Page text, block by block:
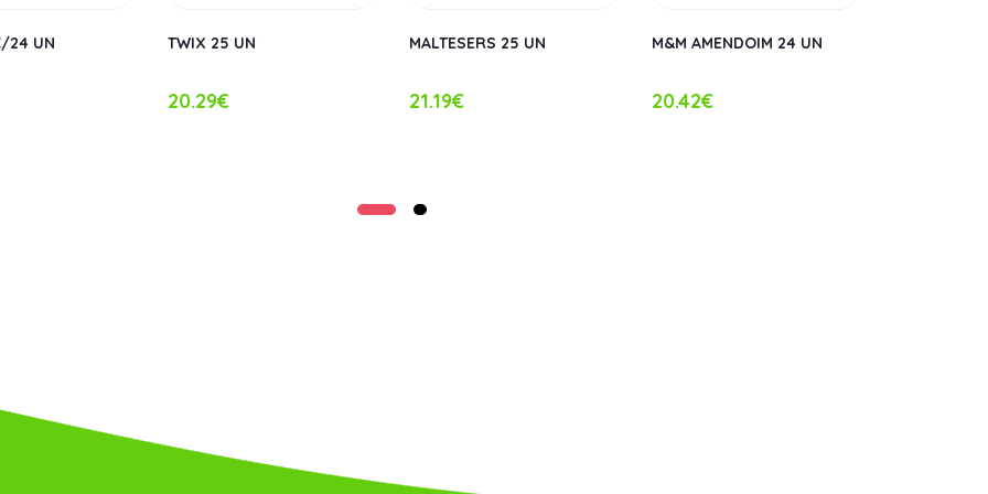
24 UN TWIX 25 UN
20.29€
MALTESERS 25 UN
21.19€
M&M AMENDOIM 24 UN
20.42€